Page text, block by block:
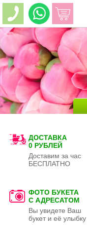
ДОСТАВКА
0 РУБЛЕЙ
Доставим за час
БЕСПЛАТНО
ФОТО БУКЕТА
С АДРЕСАТОМ
Вы увидете Ваш
букет и её улыбку